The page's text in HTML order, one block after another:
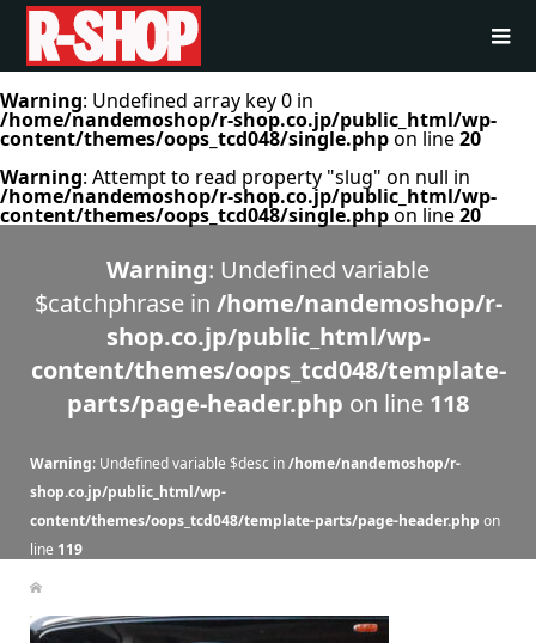
Warning: Undefined array key 0 in
/home/nandemoshop/r-shop.co.jp/public_html/wp-
content/themes/oops_tcd048/single.phpon line20
Warning: Attempt to read property "slug" on null in
/home/nandemoshop/r-shop.co.jp/public_html/wp-
content/themes/oops_tcd048/single.phpon line20
Warning: Undefined variable
$catchphrase in /home/nandemoshop/r-
shop.co.jp/public_html/wp-
content/themes/oops_tcd048/template-
parts/page-header.php on line 118
Warning: Undefined variable $desc in/home/nandemoshop/r-
shop.co.jp/public_html/wp-
content/themes/oops_tcd048/template-parts/page-header.php on
line 119